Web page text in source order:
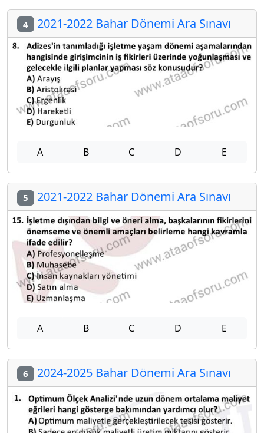
4 2021-2022 Bahar Dönemi Ara Sınavı
A B C D E
5 2021-2022 Bahar Dönemi Ara Sınavı
A B C D E
6 2024-2025 Bahar Dönemi Ara Sınavı